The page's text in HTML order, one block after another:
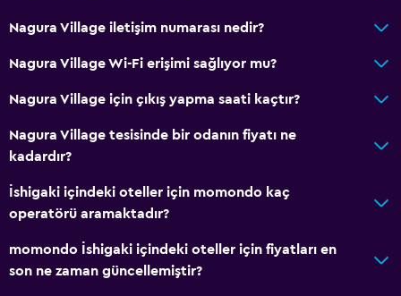
Nagura Village iletişim numarası nedir?
Nagura Village Wi-Fi erişimi sağlıyor mu?
Nagura Village için çıkış yapma saati kaçtır?
Nagura Village tesisinde bir odanın fiyatı ne
kadardır?
İshigaki içindeki oteller için momondo kaç
operatörü aramaktadır?
momondo İshigaki içindeki oteller için fiyatları en
son ne zaman güncellemiştir?